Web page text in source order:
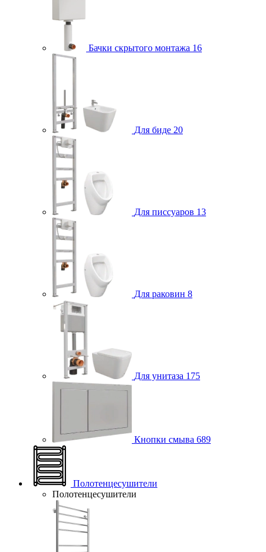
Бачки скрытого монтажа 16
Для биде 20
Для писсуаров 13
Для раковин 8
Для унитаза 175
Кнопки смыва 689
Полотенцесушители
Полотенцесушители